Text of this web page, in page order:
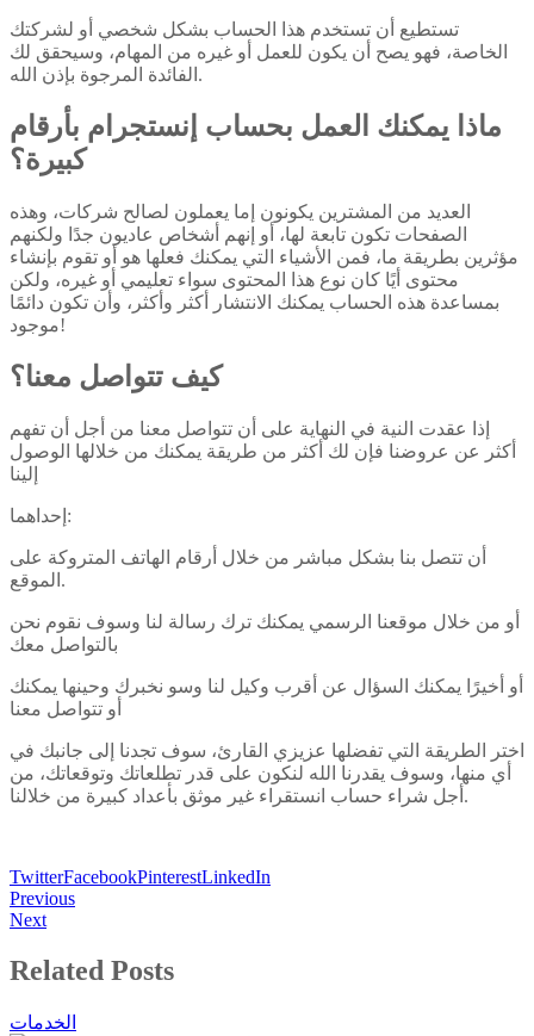
تستطيع أن تستخدم هذا الحساب بشكل شخصي أو لشركتك
الخاصة، فهو يصح أن يكون للعمل أو غيره من المهام، وسيحقق لك
الفائدة المرجوة بإذن الله.
ماذا يمكنك العمل بحساب إنستجرام بأرقام
كبيرة؟
العديد من المشترين يكونون إما يعملون لصالح شركات، وهذه
الصفحات تكون تابعة لها، أو إنهم أشخاص عاديون جدًا ولكنهم
مؤثرين بطريقة ما، فمن الأشياء التي يمكنك فعلها هو أو تقوم بإنشاء
محتوى أيًا كان نوع هذا المحتوى سواء تعليمي أو غيره، ولكن
بمساعدة هذه الحساب يمكنك الانتشار أكثر وأكثر، وأن تكون دائمًا
موجود!
كيف تتواصل معنا؟
إذا عقدت النية في النهاية على أن تتواصل معنا من أجل أن تفهم
أكثر عن عروضنا فإن لك أكثر من طريقة يمكنك من خلالها الوصول
إلينا
إحداهما:
أن تتصل بنا بشكل مباشر من خلال أرقام الهاتف المتروكة على
الموقع.
أو من خلال موقعنا الرسمي يمكنك ترك رسالة لنا وسوف نقوم نحن
بالتواصل معك
أو أخيرًا يمكنك السؤال عن أقرب وكيل لنا وسو نخبرك وحينها يمكنك
أو تتواصل معنا
اختر الطريقة التي تفضلها عزيزي القارئ، سوف تجدنا إلى جانبك في
أي منها، وسوف يقدرنا الله لنكون على قدر تطلعاتك وتوقعاتك، من
أجل شراء حساب انستقراء غير موثق بأعداد كبيرة من خلالنا.
TwitterFacebookPinterestLinkedIn
Previous
Next
Related Posts
الخدمات